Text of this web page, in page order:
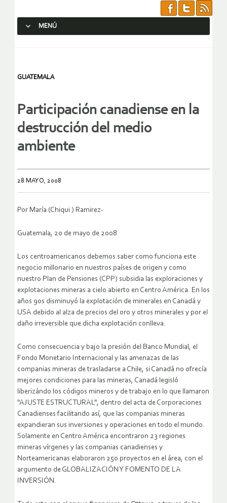
MENÚ
GUATEMALA
Participación canadiense en la
destrucción del medio
ambiente
28 MAYO, 2008
Por María (Chiqui ) Ramirez-
Guatemala, 20 de mayo de 2008
Los centroamericanos debemos saber como funciona este
negocio millonario en nuestros países de origen y como
nuestro Plan de Pensiones (CPP) subsidia las exploraciones y
explotaciones mineras a cielo abierto en Centro América. En los
años 90s disminuyó la explotación de minerales en Canadá y
USA debido al alza de precios del oro y otros minerales y por el
daño irreversible que dicha explotación conlleva.
Como consecuencia y bajo la presión del Banco Mundial, el
Fondo Monetario Internacional y las amenazas de las
companias mineras de trasladarse a Chile, si Canadá no ofrecía
mejores condiciones para las mineras, Canadá legisló
liberizándo los códigos mineros y de trabajo en lo que llamaron
"AJUSTE ESTRUCTURAL", dentro del acta de Corporaciones
Canadienses facilitando así, que las companias mineras
expandieran sus inversiones y operaciones en todo el mundo.
Solamente en Centro América encontraron 23 regiones
mineras vírgenes y las companias canadienses y
Norteamericanas elaboraron 250 proyectos en el área, con el
argumento de GLOBALIZACIÓN Y FOMENTO DE LA
INVERSIÓN.